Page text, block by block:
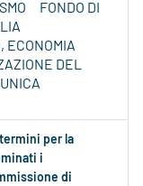
FONDO DI
ECONOMIA
DEL
per la
i
di